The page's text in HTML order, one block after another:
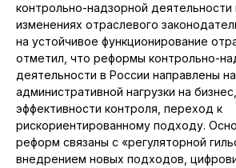
контрольно-надзорной деятельности
изменениях отраслевого
на устойчивое функционирование
отметил, что реформы контрольно-
деятельности в России направлены
административной нагрузки на
эффективности контроля, переход к
рискориентированному подходу.
реформ связаны с «регуляторной
внедрением новых подходов,